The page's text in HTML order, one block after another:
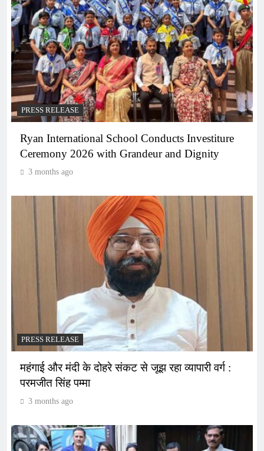
PRESS RELEASE
Ryan International School Conducts Investiture
Ceremony 2026 with Grandeur and Dignity
3 months ago
PRESS RELEASE
महंगाई और मंदी के दोहरे संकट से जूझ रहा व्यापारी वर्ग :
परमजीत सिंह पम्मा
3 months ago